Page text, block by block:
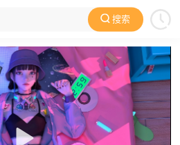
搜索
国产动漫 欧美动漫 动漫电影